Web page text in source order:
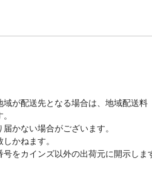
が配送先となる場合は、地域配送
かない場合がございます。
かねます。
をカインズ以外の出荷元に開示し